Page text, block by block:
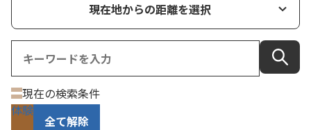
現在地からの距離を選択
現在の検索条件
体験
全て解除